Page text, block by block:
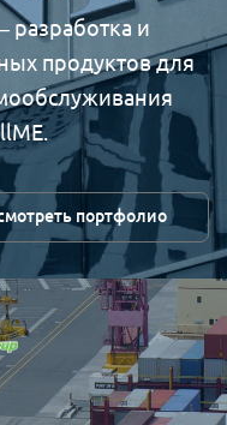
разработка и
продуктов для
портфолио